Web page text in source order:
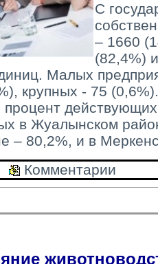
С
– 1660
(82,4%)
Малых
крупных - 75 (0,6%).
в Жуалынском
– 80,2%, и в
Комментарии